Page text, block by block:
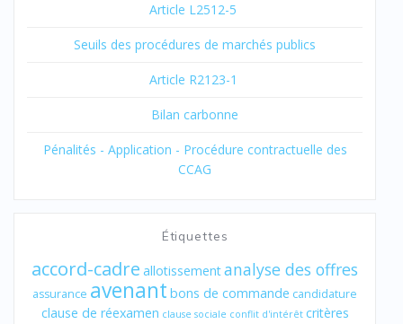
Article L2512-5
Seuils des procédures de marchés publics
Article R2123-1
Bilan carbonne
Pénalités - Application - Procédure contractuelle des
CCAG
Étiquettes
accord-cadre allotissementanalyse des offres
assurance avenant bons de commande candidature
clause de réexamen clause sociale conflit d'intérêt critères